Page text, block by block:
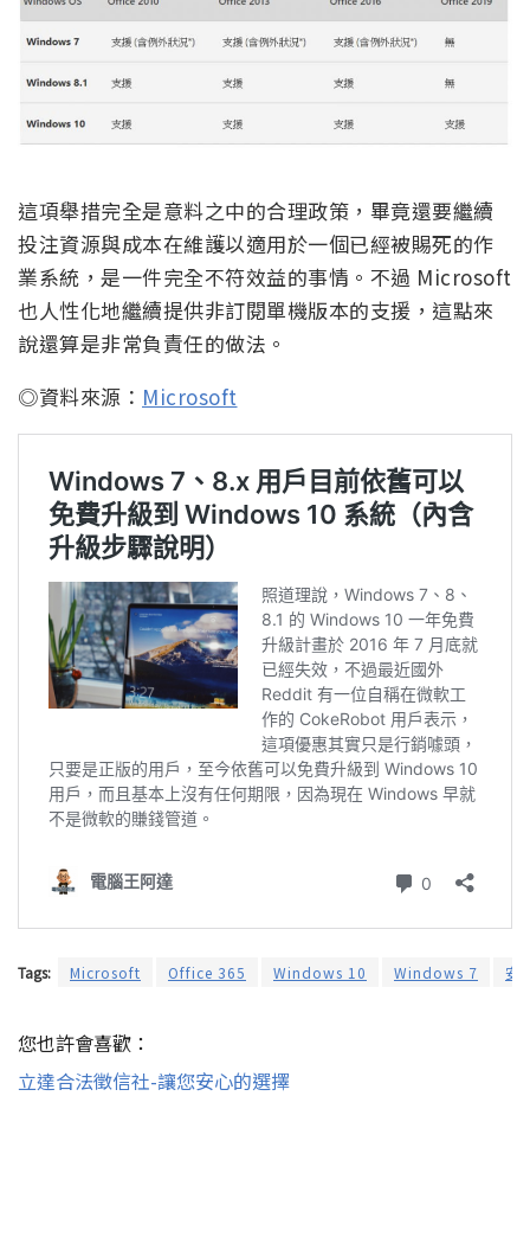
這項舉措完全是意料之中的合理政策，畢竟還要繼續
投注資源與成本在維護以適用於一個已經被賜死的作
業系統，是一件完全不符效益的事情。不過 Microsoft
也人性化地繼續提供非訂閱單機版本的支援，這點來
說還算是非常負責任的做法。
◎資料來源： Microsoft
Tags: Microsoft Office 365 Windows 10 Windows 7 安
您也許會喜歡：
立達合法徵信社-讓您安心的選擇